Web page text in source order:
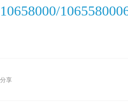
10658000/
分享